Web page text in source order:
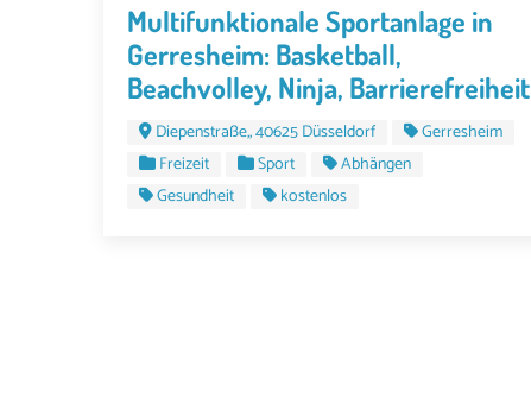
Multifunktionale Sportanlage in
Gerresheim: Basketball,
Beachvolley, Ninja, Barrierefreiheit
Diepenstraße,, 40625 Düsseldorf
Gerresheim
Freizeit
Sport
Abhängen
Gesundheit
kostenlos